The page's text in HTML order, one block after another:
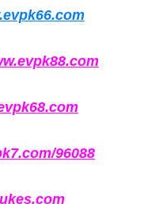
96088